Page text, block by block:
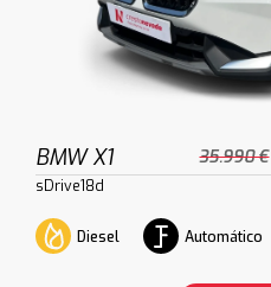
BMW X1 35.990 €
sDrive18d
Diesel Automático